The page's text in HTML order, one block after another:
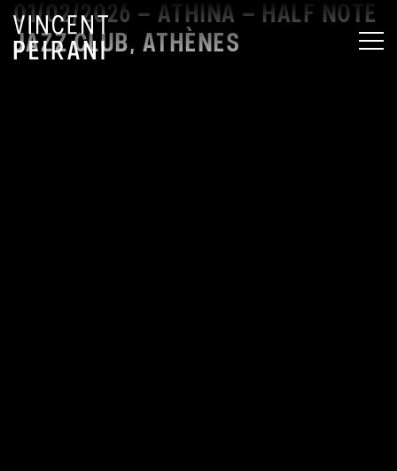
01/02/2026 – ATHINA – HALF NOTE
JAZZ CLUB, ATHÈNES